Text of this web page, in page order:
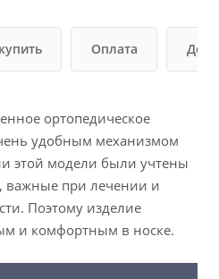
Оплата
ортопедическое
удобным механизмом
этой модели были учтены
важные при лечении и
Поэтому изделие
и комфортным в носке.